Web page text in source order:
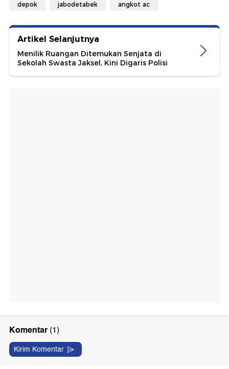
depok jabodetabek angkot ac
Artikel Selanjutnya
Menilik Ruangan Ditemukan Senjata di
Sekolah Swasta Jaksel, Kini Digaris Polisi